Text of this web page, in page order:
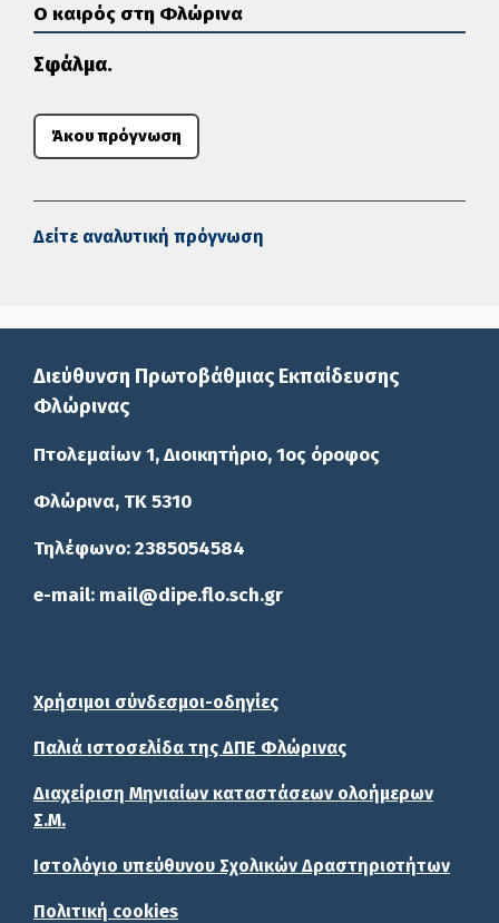
Ο καιρός στη Φλώρινα
Σφάλμα.
Άκου πρόγνωση
Δείτε αναλυτική πρόγνωση
Διεύθυνση Πρωτοβάθμιας Εκπαίδευσης
Φλώρινας
Πτολεμαίων 1, Διοικητήριο, 1ος όροφος
Φλώρινα, ΤΚ 5310
Τηλέφωνο: 2385054584
e-mail: mail@dipe.flo.sch.gr
Χρήσιμοι σύνδεσμοι-οδηγίες
Παλιά ιστοσελίδα της ΔΠΕ Φλώρινας
Διαχείριση Μηνιαίων καταστάσεων ολοήμερων
Σ.Μ.
Ιστολόγιο υπεύθυνου Σχολικών Δραστηριοτήτων
Πολιτική cookies